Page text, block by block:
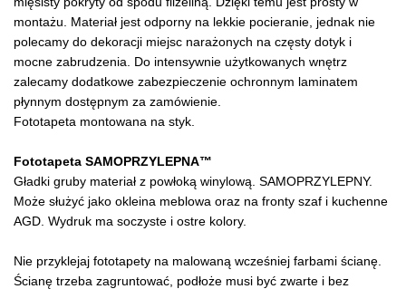
montażu. Materiał jest odporny na lekkie pocieranie, jednak nie
polecamy do dekoracji miejsc narażonych na częsty dotyk i
mocne zabrudzenia. Do intensywnie użytkowanych wnętrz
zalecamy dodatkowe zabezpieczenie ochronnym laminatem
płynnym dostępnym za zamówienie.
Fototapeta montowana na styk.
Fototapeta SAMOPRZYLEPNA™
Gładki gruby materiał z powłoką winylową. SAMOPRZYLEPNY.
Może służyć jako okleina meblowa oraz na fronty szaf i kuchenne
AGD. Wydruk ma soczyste i ostre kolory.
Nie przyklejaj fototapety na malowaną wcześniej farbami ścianę.
Ścianę trzeba zagruntować, podłoże musi być zwarte i bez